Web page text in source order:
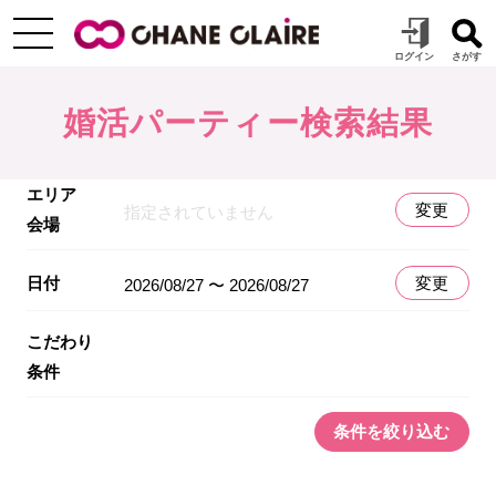
婚活パーティー検索結果
エリア
会場
指定されていません 変更
日付 2026/08/27 〜 2026/08/27 変更
こだわり
条件
条件を絞り込む